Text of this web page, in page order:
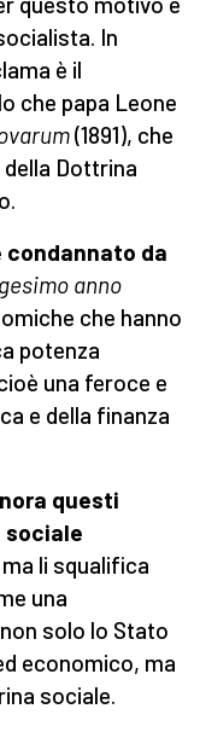
In
è il
che papa Leone
(1891), che
Dottrina
da
anno
che hanno
potenza
una feroce e
e della finanza
questi
li squalifica
una
solo lo Stato
economico, ma
sociale.